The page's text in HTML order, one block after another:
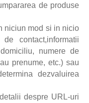
de produse
mod si in nicio
contact,informatii
numere de
prenume, etc.) sau
dezvaluirea
despre URL-uri